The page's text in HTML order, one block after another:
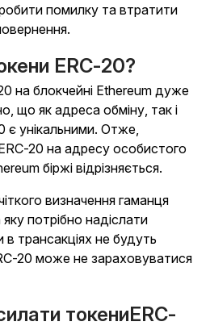
помилку та втратити
ERC-20?
на блокчейні Ethereum дуже
що як адреса обміну, так і
є унікальними. Отже,
20 на адресу особистого
біржі відрізняється.
визначення гаманця
потрібно надіслати
трансакціях не будуть
20 може не зараховуватися
токениERC-